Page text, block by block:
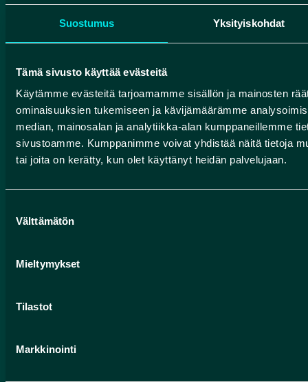
Suostumus Yksityiskohdat
Tämä sivusto käyttää evästeitä
Käytämme evästeitä tarjoamamme sisällön ja mainosten
ominaisuuksien tukemiseen ja kävijämäärämme
median, mainosalan ja analytiikka-alan kumppaneillemme
sivustoamme. Kumppanimme voivat yhdistää näitä tietoja
tai joita on kerätty, kun olet käyttänyt heidän palvelujaan.
valinta
Välttämätön
Mieltymykset
Tilastot
Markkinointi
METSÄHALLITUKSEN
RETKEILYNEUVONTA
Liimanninkoski
HUMANPOLIS OY (ROKUA GEOPARK)